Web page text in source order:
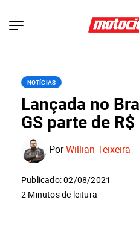
NOTÍCIAS
Lançada no
GS parte de
PorWillian Teixeira
Publicado: 02/08/2021
2 Minutos de leitura